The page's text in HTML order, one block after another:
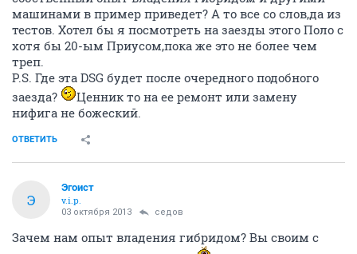
машинами в пример приведет? А то все со слов,да из
тестов. Хотел бы я посмотреть на заезды этого Поло с
хотя бы 20-ым Приусом,пока же это не более чем
треп.
P.S. Где эта DSG будет после очередного подобного
заезда?
Ценник то на ее ремонт или замену
нифига не божеский.
ОТВЕТИТЬ
Э
Эгоист
v.i.p.
03 октября 2013 седов
Зачем нам опыт владения гибридом? Вы своим с